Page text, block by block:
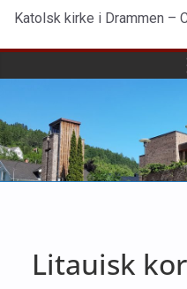
Katolsk kirke i Drammen –
Litauisk kor